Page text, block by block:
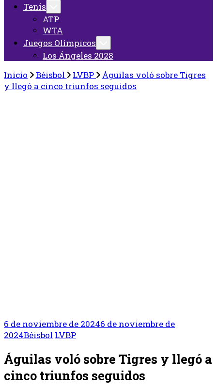
Tenis
ATP
WTA
Juegos Olímpicos
Los Ángeles 2028
Inicio
Béisbol LVBP
Águilas voló sobre Tigres
y llegó a cinco triunfos seguidos
6 de noviembre de 20246 de noviembre de
2024Béisbol LVBP
Águilas voló sobre Tigres y llegó a
cinco triunfos seguidos